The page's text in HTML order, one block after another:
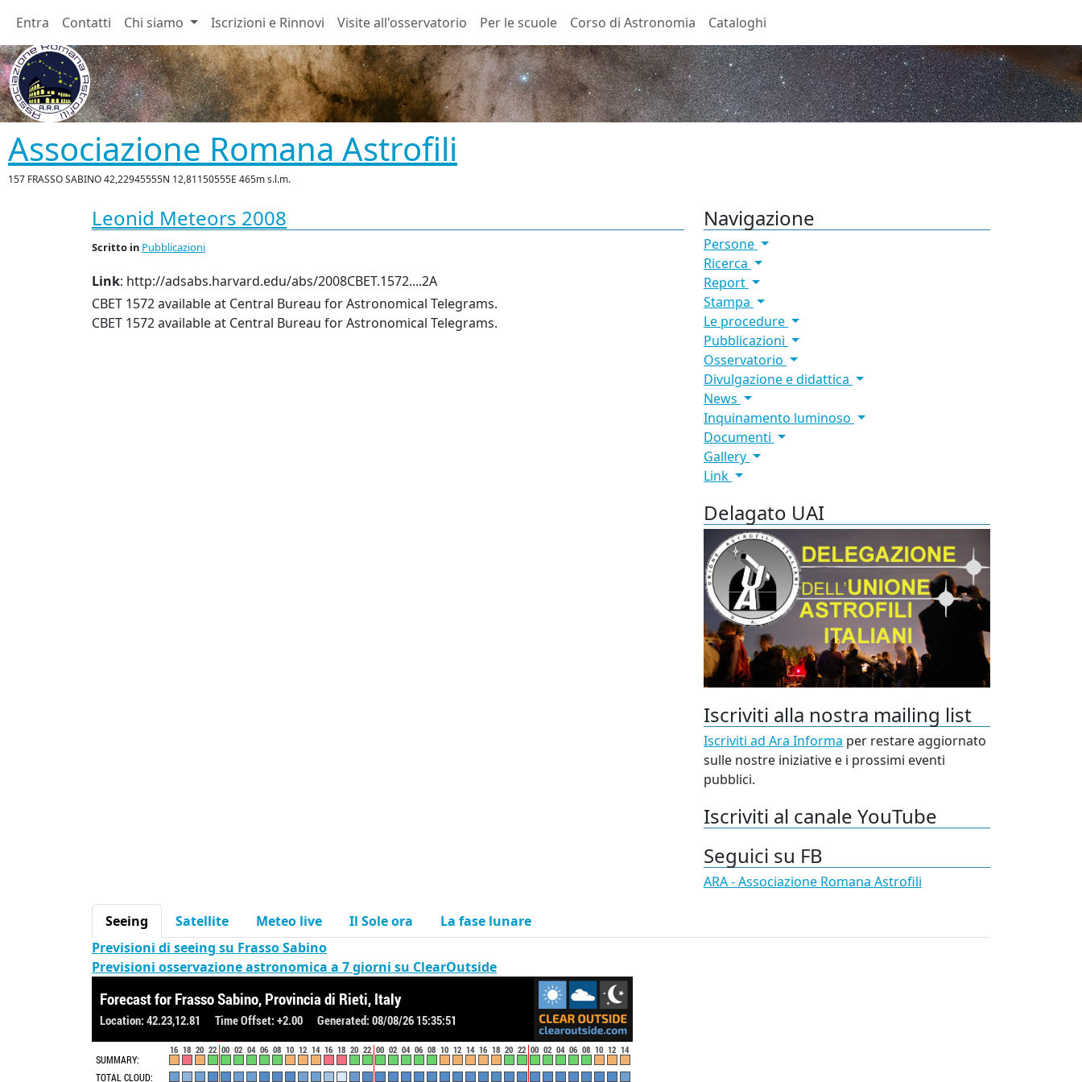
Entra Contatti Chi siamo Iscrizioni e Rinnovi Visite all'osservatorio Per le scuole Corso di Astronomia Cataloghi
Associazione Romana Astrofili
157 FRASSO SABINO 42,22945555N 12,81150555E 465m s.l.m.
Leonid Meteors 2008
Scritto in Pubblicazioni
Link: http://adsabs.harvard.edu/abs/2008CBET.1572....2A
CBET 1572 available at Central Bureau for Astronomical Telegrams.
CBET 1572 available at Central Bureau for Astronomical Telegrams.
Navigazione
Persone
Ricerca
Report
Stampa
Le procedure
Pubblicazioni
Osservatorio
Divulgazione e didattica
News
Inquinamento luminoso
Documenti
Gallery
Link
Delagato UAI
Iscriviti alla nostra mailing list
Iscriviti ad Ara Informa per restare aggiornato
sulle nostre iniziative e i prossimi eventi
pubblici.
Iscriviti al canale YouTube
Seguici su FB
ARA - Associazione Romana Astrofili
Seeing Satellite Meteo live Il Sole ora
La fase lunare
Previsioni di seeing su Frasso Sabino
Previsioni osservazione astronomica a 7 giorni su ClearOutside